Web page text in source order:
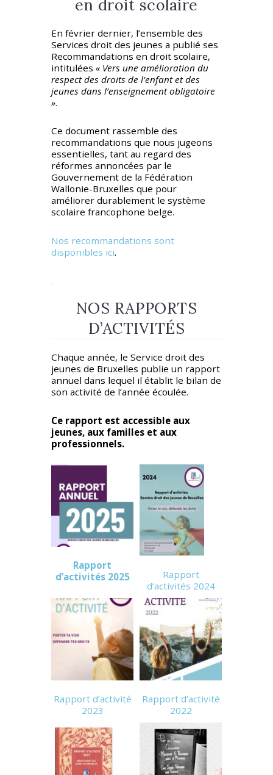
en droit scolaire
En février dernier, l’ensemble des
Services droit des jeunes a publié ses
Recommandations en droit scolaire,
intitulées « Vers une amélioration du
respect des droits de l’enfant et des
jeunes dans l’enseignement obligatoire
».
Ce document rassemble des
recommandations que nous jugeons
essentielles, tant au regard des
réformes annoncées par le
Gouvernement de la Fédération
Wallonie-Bruxelles que pour
améliorer durablement le système
scolaire francophone belge.
Nos recommandations sont
disponibles ici.
.
NOS RAPPORTS
D’ACTIVITÉS
Chaque année, le Service droit des
jeunes de Bruxelles publie un rapport
annuel dans lequel il établit le bilan de
son activité de l’année écoulée.
Ce rapport est accessible aux
jeunes, aux familles et aux
professionnels.
Rapport
d’activités 2025
Rapport
d’activités 2024
Rapport d’activité
2023
Rapport d’activité
2022